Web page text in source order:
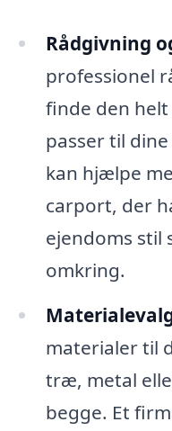
Rådgivning
professionel
finde den
passer til
kan hjælpe
carport, der
ejendoms stil
omkring.
materialer til
træ, metal
begge. Et